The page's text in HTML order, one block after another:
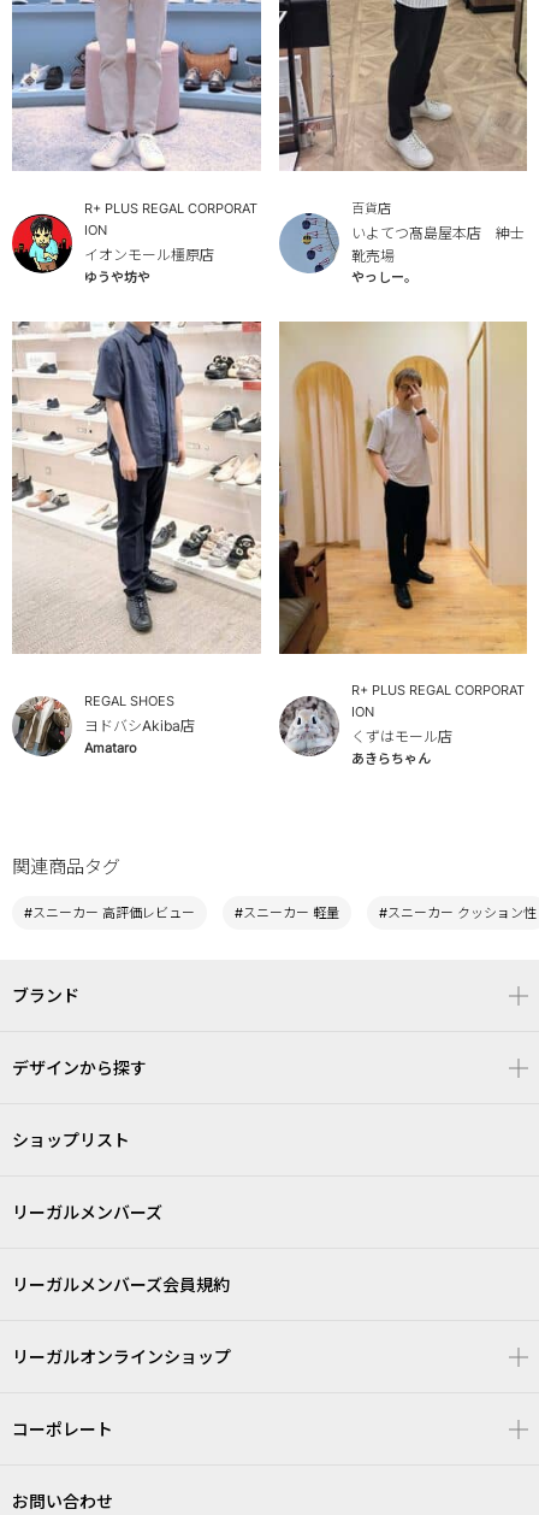
R+ PLUS REGAL CORPORAT
ION
イオンモール橿原店
ゆうや坊や
百貨店
いよてつ髙島屋本店 紳士
靴売場
やっしー。
REGAL SHOES
ヨドバシAkiba店
Amataro
R+ PLUS REGAL CORPORAT
ION
くずはモール店
あきらちゃん
関連商品タグ
#スニーカー 高評価レビュー #スニーカー 軽量 #スニーカー クッション性
ブランド
デザインから探す
ショップリスト
リーガルメンバーズ
リーガルメンバーズ会員規約
リーガルオンラインショップ
コーポレート
お問い合わせ